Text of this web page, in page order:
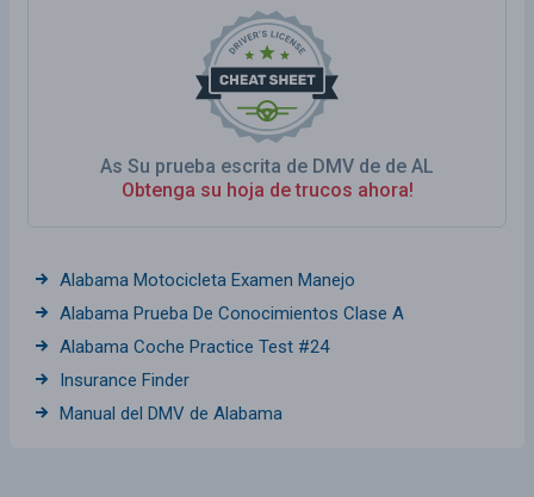
As Su prueba escrita de DMV de de AL
Obtenga su hoja de trucos ahora!
Alabama Motocicleta Examen Manejo
Alabama Prueba De Conocimientos Clase A
Alabama Coche Practice Test #24
Insurance Finder
Manual del DMV de Alabama